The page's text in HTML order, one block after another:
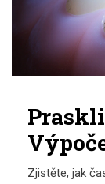
Zjistěte, jak